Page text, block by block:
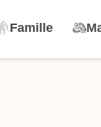
Famille